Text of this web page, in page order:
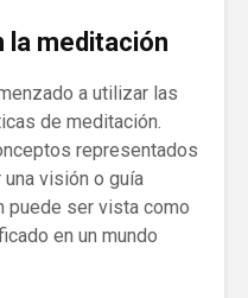
la meditación
a utilizar las
de meditación.
representados
visión o guía
puede ser vista como
en un mundo